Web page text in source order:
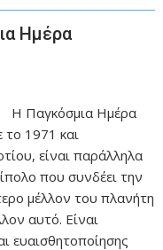
Ημέρα
Η Παγκόσμια Ημέρα
το 1971 και
είναι παράλληλα
που συνδέει την
μέλλον του πλανήτη
αυτό. Είναι
ευαισθητοποίησης